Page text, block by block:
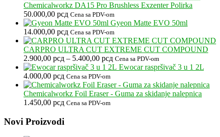
Chemicalworkz DA15 Pro Brushless Exzenter Polirka
50.000,00 рсд Cena sa PDV-om
Gyeon Matte EVO 50ml
14.000,00 рсд Cena sa PDV-om
CARPRO ULTRA CUT EXTREME CUT COMPOUND
2.900,00 рсд – 5.400,00 рсдRaspon
cena:
2.900,00 рсд
do
Cena sa PDV-om
Ewocar raspršivač 3 u 1 2L
4.000,00 рсд Cena sa PDV-om
Chemicalworkz Foil Eraser - Guma za skidanje nalepnica
1.450,00 рсд Cena sa PDV-om
Footer
Novi Proizvodi